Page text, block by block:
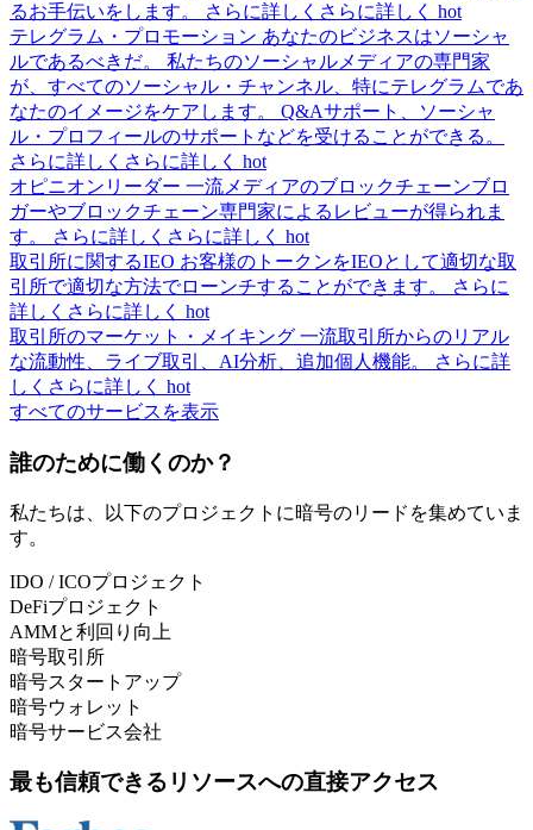
るお手伝いをします。
さらに詳しくさらに詳しく hot
テレグラム・プロモーション あなたのビジネスはソーシャ
ルであるべきだ。 私たちのソーシャルメディアの専門家
が、すべてのソーシャル・チャンネル、特にテレグラムであ
なたのイメージをケアします。 Q&Aサポート、ソーシャ
ル・プロフィールのサポートなどを受けることができる。
さらに詳しくさらに詳しく hot
オピニオンリーダー 一流メディアのブロックチェーンブロ
ガーやブロックチェーン専門家によるレビューが得られま
す。
さらに詳しくさらに詳しく hot
取引所に関するIEO お客様のトークンをIEOとして適切な取
引所で適切な方法でローンチすることができます。
さらに
詳しくさらに詳しく hot
取引所のマーケット・メイキング 一流取引所からのリアル
な流動性、ライブ取引、AI分析、追加個人機能。
さらに詳
しくさらに詳しく hot
すべてのサービスを表示
誰のために働くのか？
私たちは、以下のプロジェクトに暗号のリードを集めていま
す。
IDO / ICOプロジェクト
DeFiプロジェクト
AMMと利回り向上
暗号取引所
暗号スタートアップ
暗号ウォレット
暗号サービス会社
最も信頼できるリソースへの直接アクセス